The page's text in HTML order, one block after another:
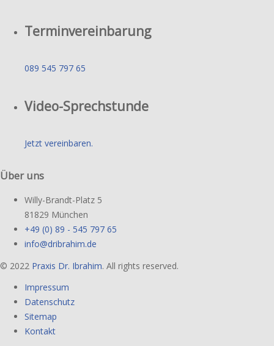
Terminvereinbarung
089 545 797 65
Video-Sprechstunde
Jetzt vereinbaren.
Über uns
Willy-Brandt-Platz 5
81829 München
+49 (0) 89 - 545 797 65
info@dribrahim.de
© 2022 Praxis Dr. Ibrahim. All rights reserved.
Impressum
Datenschutz
Sitemap
Kontakt